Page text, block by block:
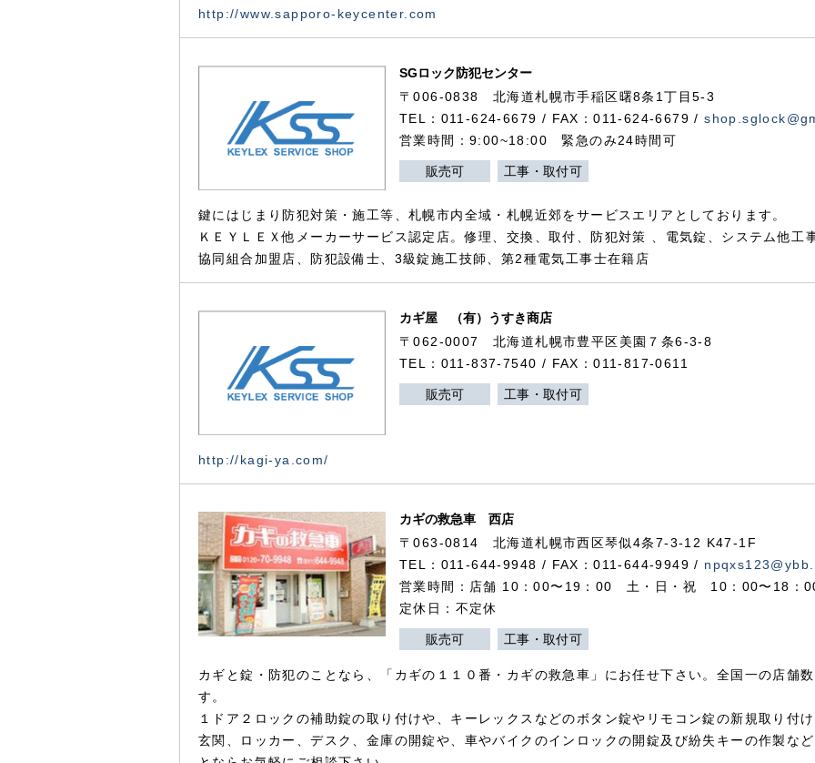
http://www.sapporo-keycenter.com
SGロック防犯センター
〒006-0838 北海道札幌市手稲区曙8条1丁目5-3
TEL：011-624-6679 / FAX：011-624-6679 /
営業時間：9:00~18:00 緊急のみ24時間可
販売可 工事・取付可
鍵にはじまり防犯対策・施工等、札幌市内全域・札幌近郊をサービスエリアとしております。
ＫＥＹＬＥＸ他メーカーサービス認定店。修理、交換、取付、防犯対策 、電気錠、システム他工
協同組合加盟店、防犯設備士、3級錠施工技師、第2種電気工事士在籍店
カギ屋 （有）うすき商店
〒062-0007 北海道札幌市豊平区美園７条6-3-8
TEL：011-837-7540 / FAX：011-817-0611
販売可 工事・取付可
http://kagi-ya.com/
カギの救急車 西店
〒063-0814 北海道札幌市西区琴似4条7-3-12 K47-1F
TEL：011-644-9948 / FAX：011-644-9949 /
営業時間：店舗 10：00〜19：00 土・日・祝 10：00〜18：
定休日：不定休
販売可 工事・取付可
カギと錠・防犯のことなら、「カギの１１０番・カギの救急車」にお任せ下さい。全国一の店舗
す。
１ドア２ロックの補助錠の取り付けや、キーレックスなどのボタン錠やリモコン錠の新規取り付
玄関、ロッカー、デスク、金庫の開錠や、車やバイクのインロックの開錠及び紛失キーの作製な